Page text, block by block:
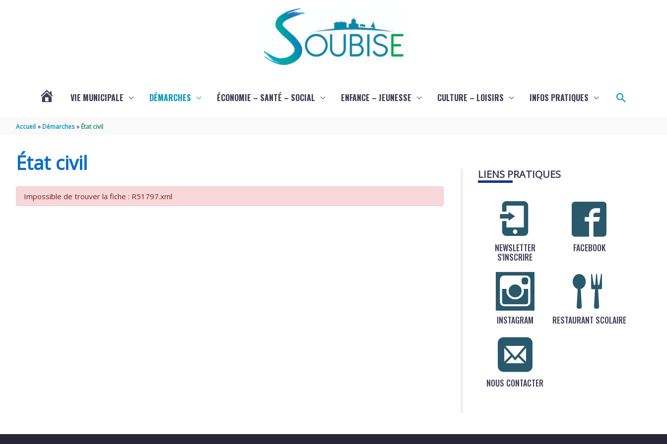
VIE MUNICIPALE DÉMARCHES ÉCONOMIE – SANTÉ – SOCIAL ENFANCE – JEUNESSE CULTURE – LOISIRS INFOS PRATIQUES
Accueil Démarches État civil
État civil
Impossible de trouver la fiche : R51797.xml
LIENS PRATIQUES
NEWSLETTER
S'INSCRIRE
FACEBOOK
INSTAGRAM RESTAURANT SCOLAIRE
NOUS CONTACTER